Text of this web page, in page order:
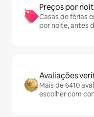
Preços por
Casas de férias
por noite, antes
Avaliações
Mais de 6410
escolher com